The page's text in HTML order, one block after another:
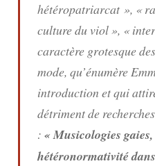
hétéropatriarcat », «
culture du viol », «
caractère grotesque
mode, qu’énumère
introduction et qui
détriment de
: « Musicologies
hétéronormativité